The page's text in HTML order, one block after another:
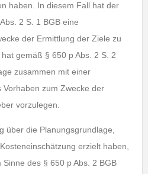
haben. In diesem Fall hat der
2 S. 1 BGB eine
der Ermittlung der Ziele zu
gemäß § 650 p Abs. 2 S. 2
zusammen mit einer
zum Zwecke der
vorzulegen.
über die Planungsgrundlage,
erzielt haben,
des § 650 p Abs. 2 BGB